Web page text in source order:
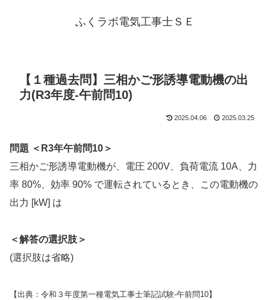
ふくラボ電気工事士ＳＥ
【１種過去問】三相かご形誘導電動機の出
力(R3年度-午前問10)
2025.04.06 2025.03.25
問題 ＜R3年午前問10＞
三相かご形誘導電動機が、電圧 200V、負荷電流 10A、力
率 80%、効率 90% で運転されているとき、この電動機の
出力 [kW] は
＜解答の選択肢＞
(選択肢は省略)
【出典：令和３年度第一種電気工事士筆記試験-午前問10】